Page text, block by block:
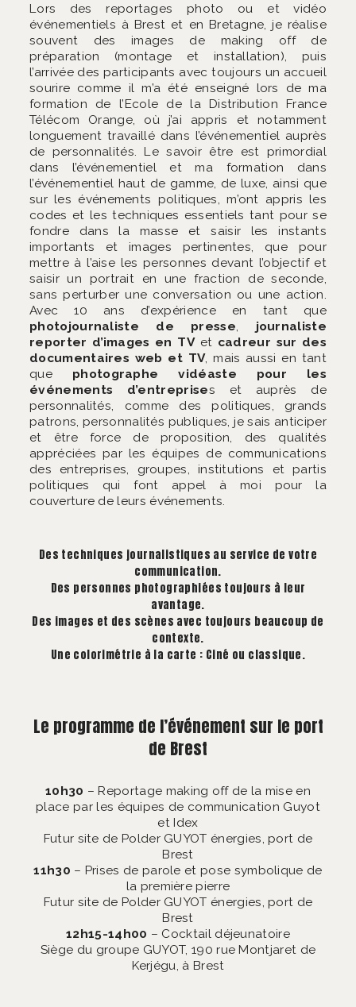
Lors des reportages photo ou et vidéo
événementiels à Brest et en Bretagne, je réalise
souvent des images de making off de
préparation (montage et installation), puis
l’arrivée des participants avec toujours un accueil
sourire comme il m’a été enseigné lors de ma
formation de l’Ecole de la Distribution France
Télécom Orange, où j’ai appris et notamment
longuement travaillé dans l’événementiel auprès
de personnalités. Le savoir être est primordial
dans l’événementiel et ma formation dans
l’événementiel haut de gamme, de luxe, ainsi que
sur les événements politiques, m’ont appris les
codes et les techniques essentiels tant pour se
fondre dans la masse et saisir les instants
importants et images pertinentes, que pour
mettre à l’aise les personnes devant l’objectif et
saisir un portrait en une fraction de seconde,
sans perturber une conversation ou une action.
Avec 10 ans d’expérience en tant que
photojournaliste de presse, journaliste
reporter d’images en TVet cadreur sur des
documentaires web et TV, mais aussi en tant
que photographe vidéaste pour les
événements d’entreprises et auprès de
personnalités, comme des politiques, grands
patrons, personnalités publiques, je sais anticiper
et être force de proposition, des qualités
appréciées par les équipes de communications
des entreprises, groupes, institutions et partis
politiques qui font appel à moi pour la
couverture de leurs événements.
Des techniques journalistiques au service de votre
communication.
Des personnes photographiées toujours à leur
avantage.
Des images et des scènes avec toujours beaucoup de
contexte.
Une colorimétrie à la carte : Ciné ou classique.
Le programme de l’événement sur le port
de Brest
10h30 – Reportage making off de la mise en
place par les équipes de communication Guyot
et Idex
Futur site de Polder GUYOT énergies, port de
Brest
11h30 – Prises de parole et pose symbolique de
la première pierre
Futur site de Polder GUYOT énergies, port de
Brest
12h15-14h00 – Cocktail déjeunatoire
Siège du groupe GUYOT, 190 rue Montjaret de
Kerjégu, à Brest